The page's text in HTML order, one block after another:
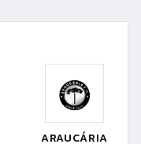
ARAUCÁRIA